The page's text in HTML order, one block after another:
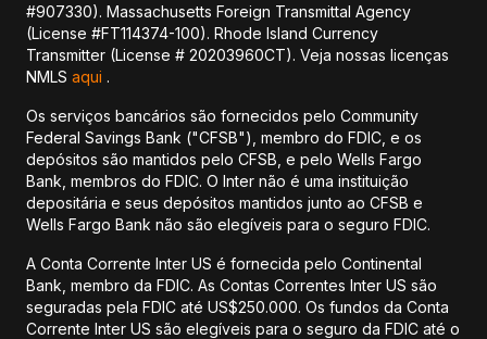
#907330). Massachusetts Foreign Transmittal Agency
(License #FT114374-100). Rhode Island Currency
Transmitter (License # 20203960CT). Veja nossas licenças
NMLS aqui .
Os serviços bancários são fornecidos pelo Community
Federal Savings Bank ("CFSB"), membro do FDIC, e os
depósitos são mantidos pelo CFSB, e pelo Wells Fargo
Bank, membros do FDIC. O Inter não é uma instituição
depositária e seus depósitos mantidos junto ao CFSB e
Wells Fargo Bank não são elegíveis para o seguro FDIC.
A Conta Corrente Inter US é fornecida pelo Continental
Bank, membro da FDIC. As Contas Correntes Inter US são
seguradas pela FDIC até US$250.000. Os fundos da Conta
Corrente Inter US são elegíveis para o seguro da FDIC até o